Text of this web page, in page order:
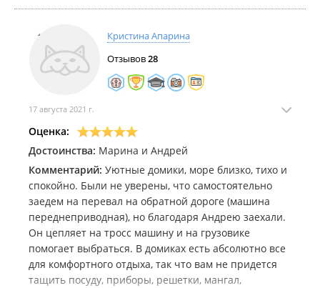
Кристина Апарина
Отзывов28
17 августа 2021 г.
Оценка:
Достоинства: Марина и Андрей
Комментарий: Уютные домики, море близко, тихо и
спокойно. Были не уверены, что самостоятельно
заедем на перевал на обратной дороге (машина
переднеприводная), но благодаря Андрею заехали.
Он цепляет на тросс машину и на грузовике
помогает выбраться. В домиках есть абсолютно все
для комфортного отдыха, так что вам не придется
тащить посуду, приборы, решетки, мангал,